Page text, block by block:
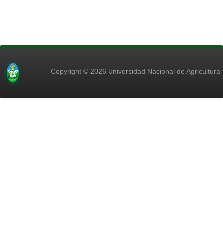
Copyright © 2026 Universidad Nacional de Agricultura